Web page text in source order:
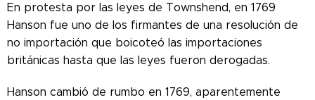
En protesta por las leyes de Townshend, en 1769
Hanson fue uno de los firmantes de una resolución de
no importación que boicoteó las importaciones
británicas hasta que las leyes fueron derogadas.
Hanson cambió de rumbo en 1769, aparentemente